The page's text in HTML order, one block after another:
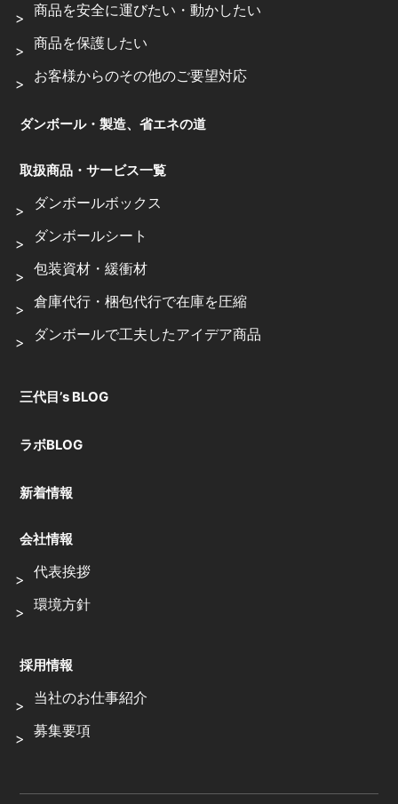
商品を安全に運びたい・動かしたい
商品を保護したい
お客様からのその他のご要望対応
ダンボール・製造、省エネの道
取扱商品・サービス一覧
ダンボールボックス
ダンボールシート
包装資材・緩衝材
倉庫代行・梱包代行で在庫を圧縮
ダンボールで工夫したアイデア商品
三代目’s BLOG
ラボBLOG
新着情報
会社情報
代表挨拶
環境方針
採用情報
当社のお仕事紹介
募集要項